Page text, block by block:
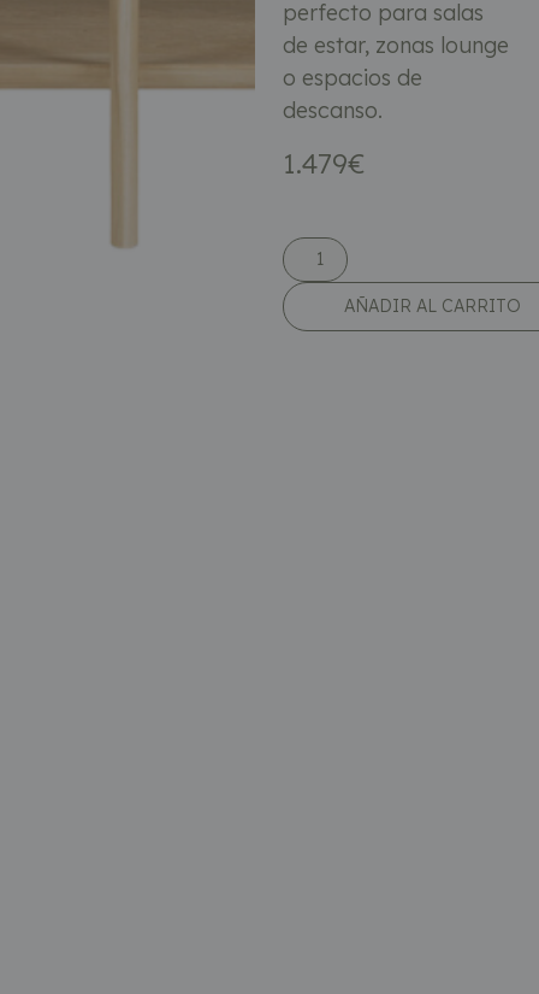
perfecto para salas
de estar, zonas lounge
o espacios de
descanso.
1.479€
AÑADIR AL CARRITO